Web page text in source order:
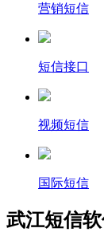
营销短信
短信接口
视频短信
国际短信
武江短信